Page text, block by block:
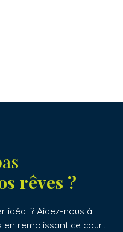
rêves ?
idéal ? Aidez-nous à
remplissant ce court